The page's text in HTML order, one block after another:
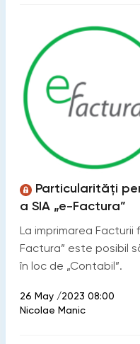
Particularități
a SIA „e-Factura”
La imprimarea Facturii
Factura” este posibil
în loc de „Contabil”.
26 May /2023 08:00
Nicolae Manic